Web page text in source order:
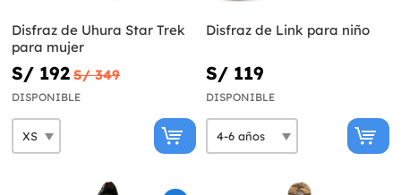
Disfraz de Uhura Star Trek
para mujer
S/ 192 S/ 349
DISPONIBLE
Disfraz de Link para niño
S/ 119
DISPONIBLE